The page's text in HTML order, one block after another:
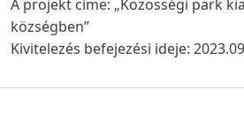
A projekt címe: „Közösségi park
községben”
Kivitelezés befejezési ideje: